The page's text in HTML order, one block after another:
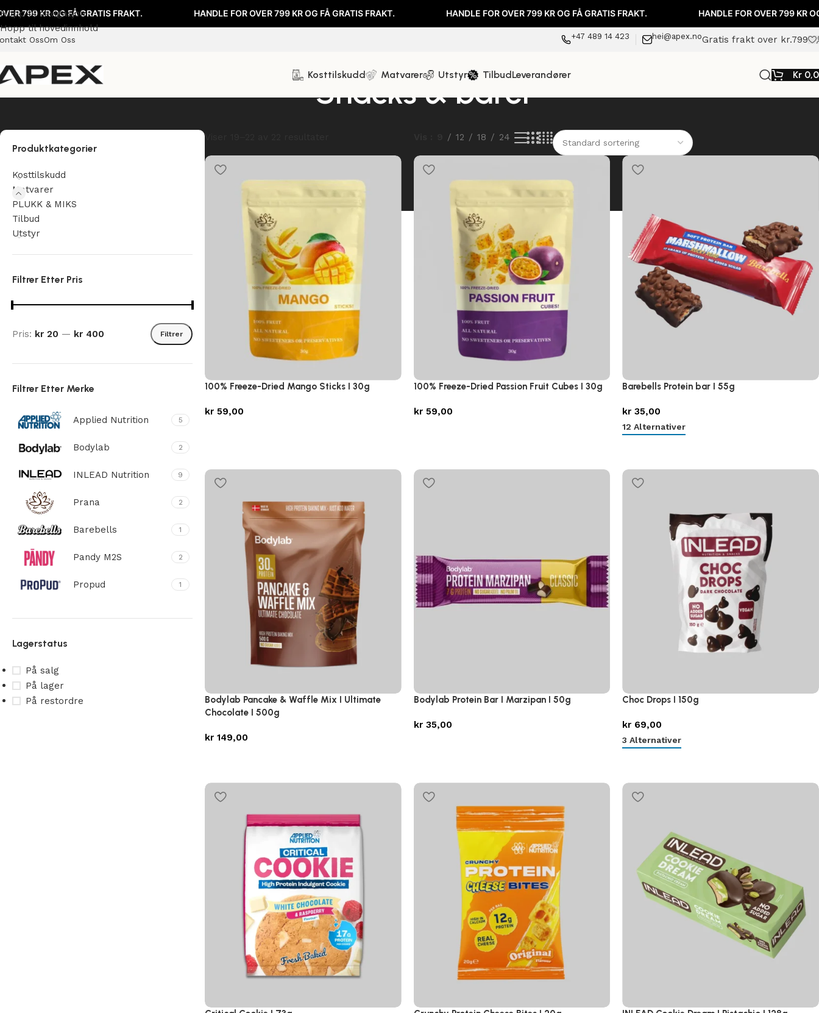
GRATIS FRAKT. HANDLE FOR OVER 799 KR OG FÅ GRATIS FRAKT. HANDLE FOR OVER 799 KR OG FÅ GRATIS FRAKT. HANDLE FOR OVER 799 KR OG FÅ GRATIS
Hopp til navigasjon
Hopp til hovedinnhold
OssOm Oss +47 489 14 423 hei@apex.noGratis frakt over kr.799
Kosttilskudd Matvarer Utstyr TilbudLeverandører Kr
Snacks & barer
Produktkategorier
Kosttilskudd
Matvarer
PLUKK & MIKS
Tilbud
Utstyr
Filtrer Etter Pris
Filtrer
Pris: kr 20 — kr 400
Filtrer Etter Merke
Applied Nutrition 5
Bodylab 2
INLEAD Nutrition 9
Prana 2
Barebells 1
Pandy M2S 2
Propud 1
Lagerstatus
På salg
På lager
På restordre
12 18 24
100% Freeze-Dried Mango Sticks I 30g
kr 59,00
100% Freeze-Dried Passion Fruit Cubes I 30g
kr59,00
Barebells Protein bar I 55g
kr 35,00
12 Alternativer
Bodylab Pancake & Waffle Mix I Ultimate
Chocolate I 500g
kr 149,00
Bodylab Protein Bar I Marzipan I 50g
kr35,00
Choc Drops I 150g
kr 69,00
3 Alternativer